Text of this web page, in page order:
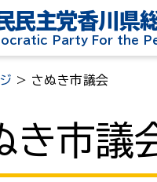
民主党香川県
Party For the
> さぬき市議会
き市議